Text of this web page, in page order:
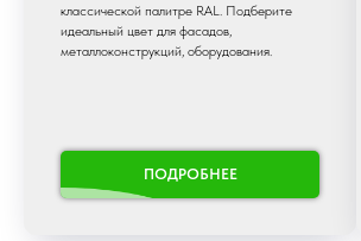
классической палитре RAL. Подберите
идеальный цвет для фасадов,
металлоконструкций, оборудования.
ПОДРОБНЕЕ